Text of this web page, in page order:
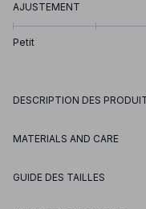
AJUSTEMENT
Petit
DESCRIPTION DES
MATERIALS AND CARE
GUIDE DES TAILLES